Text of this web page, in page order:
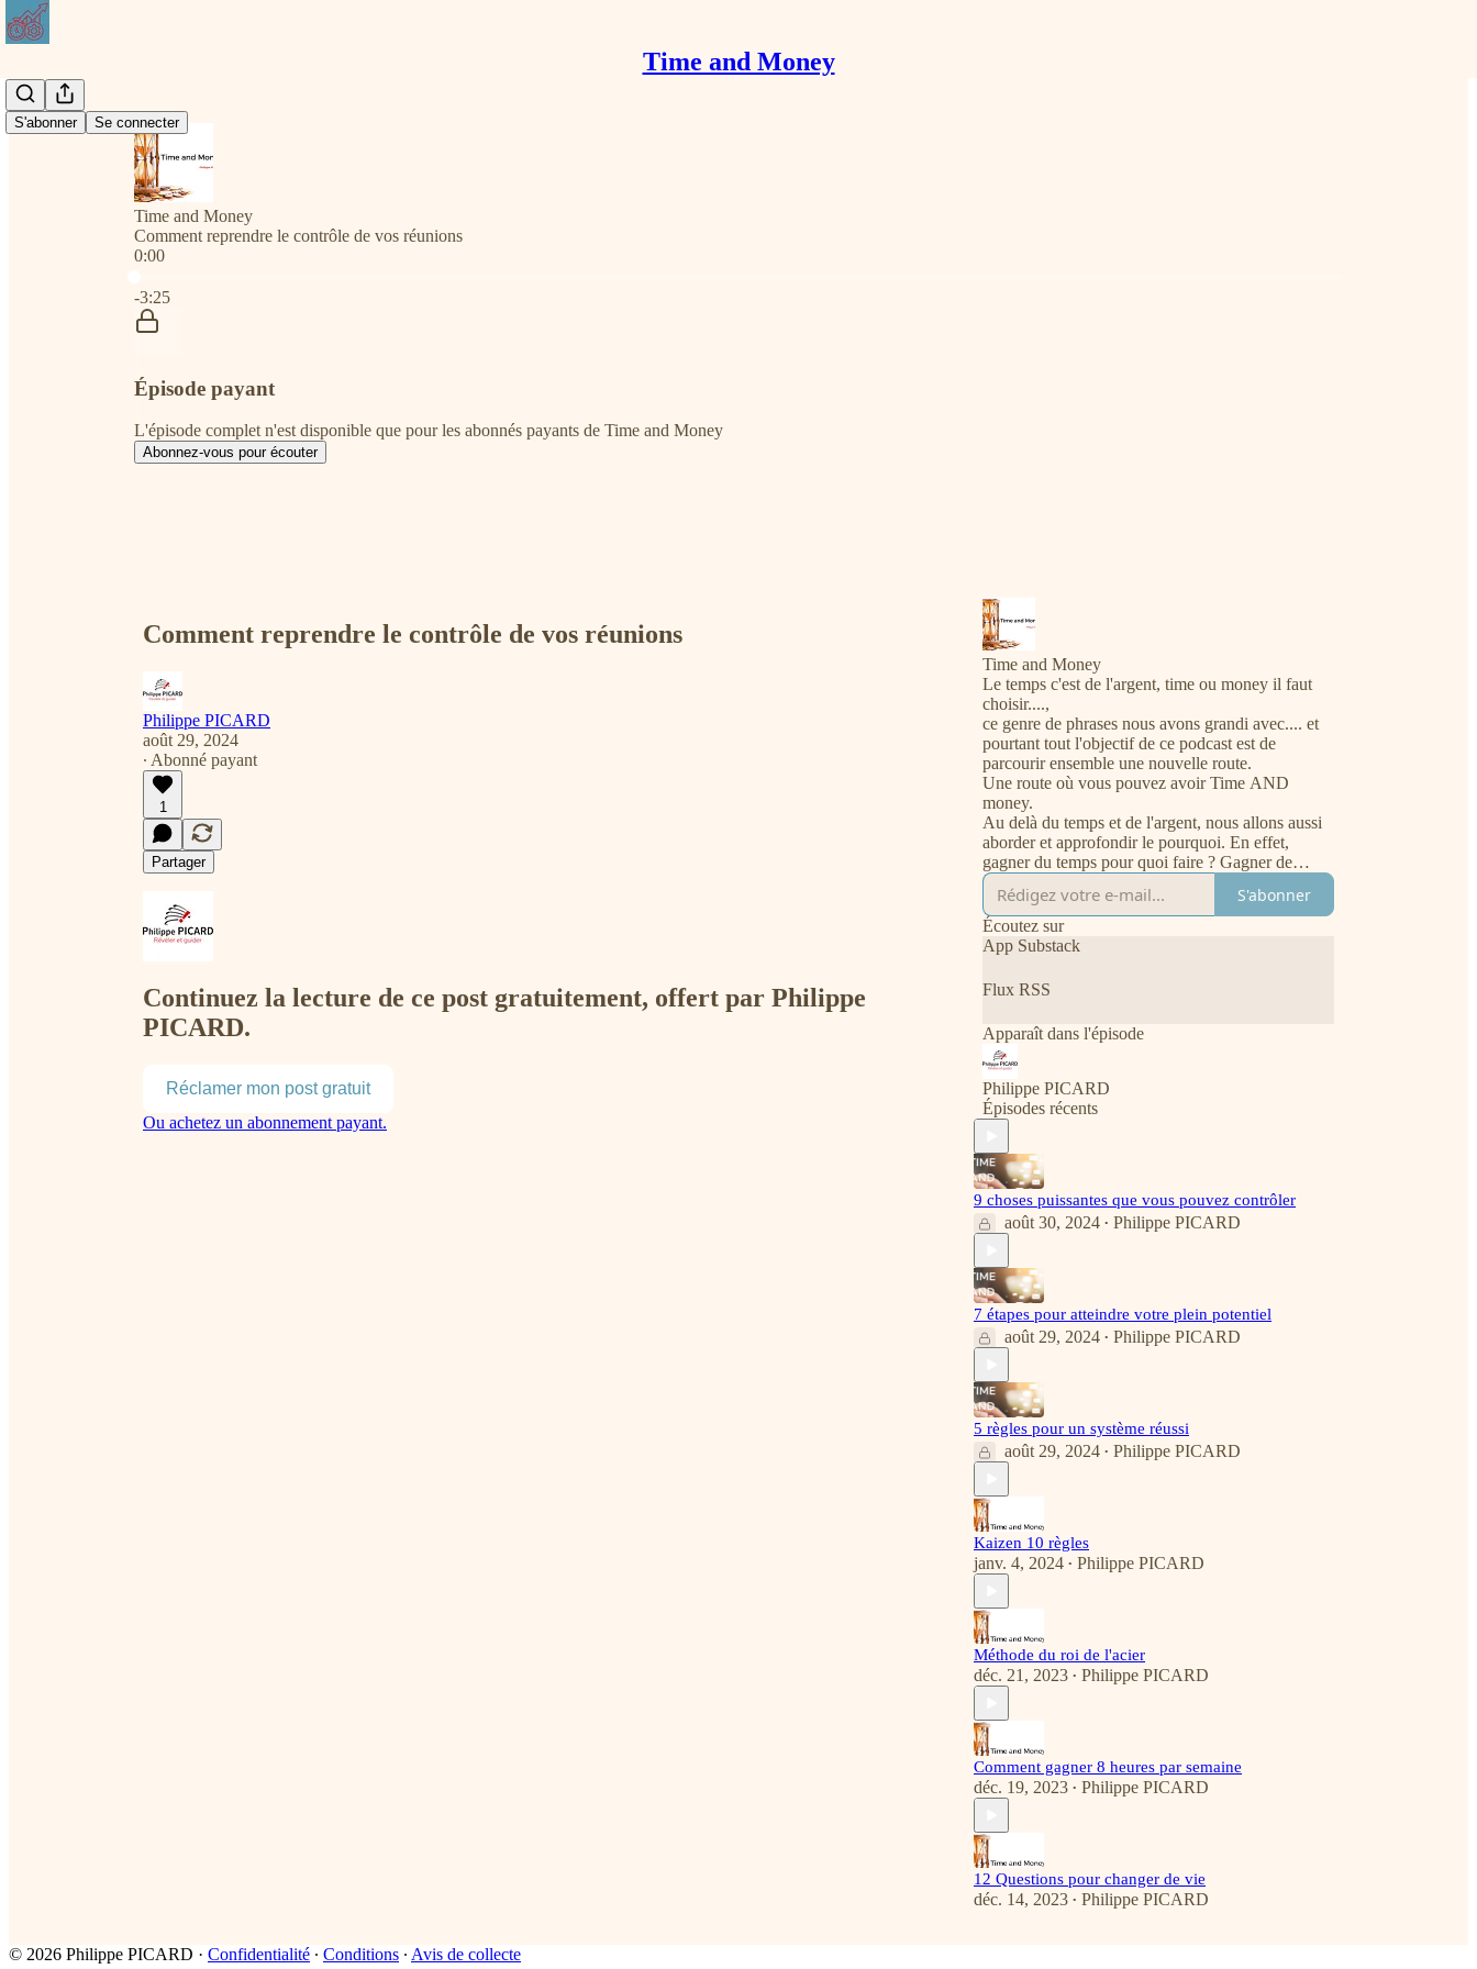
Time and Money
S'abonner Se connecter
Time and Money
Comment reprendre le contrôle de vos réunions
0:00
-3:25
Épisode payant
L'épisode complet n'est disponible que pour les abonnés payants de Time and Money
Abonnez-vous pour écouter
Comment reprendre le contrôle de vos réunions
Philippe PICARD
août 29, 2024
∙ Abonné payant
1
Partager
Continuez la lecture de ce post gratuitement, offert par Philippe
PICARD.
Réclamer mon post gratuit
Ou achetez un abonnement payant.
Time and Money
Le temps c'est de l'argent, time ou money il faut
choisir....,
ce genre de phrases nous avons grandi avec.... et
pourtant tout l'objectif de ce podcast est de
parcourir ensemble une nouvelle route.
Une route où vous pouvez avoir Time AND
money.
Au delà du temps et de l'argent, nous allons aussi
aborder et approfondir le pourquoi. En effet,
gagner du temps pour quoi faire ? Gagner de
l'argent pour avoir plus d'argent ? etc...
A très vite ON AIR.
Philippe Picard est l'hôte de ce podcast. Il est
entrepreneur, ancien banquier et écrivain à ses
heures perdues. Networker d'excellence, il a
accompagné plus de 2500 membres BNI au fil des
expériences de vie, il les partage avec vous.
S'abonner
Écoutez sur
App Substack
Flux RSS
Apparaît dans l'épisode
Philippe PICARD
Épisodes récents
9 choses puissantes que vous pouvez contrôler
août 30, 2024 • Philippe PICARD
7 étapes pour atteindre votre plein potentiel
août 29, 2024 • Philippe PICARD
5 règles pour un système réussi
août 29, 2024 • Philippe PICARD
Kaizen 10 règles
janv. 4, 2024 • Philippe PICARD
Méthode du roi de l'acier
déc. 21, 2023 • Philippe PICARD
Comment gagner 8 heures par semaine
déc. 19, 2023 • Philippe PICARD
12 Questions pour changer de vie
déc. 14, 2023 • Philippe PICARD
© 2026 Philippe PICARD · Confidentialité ∙ Conditions ∙ Avis de collecte